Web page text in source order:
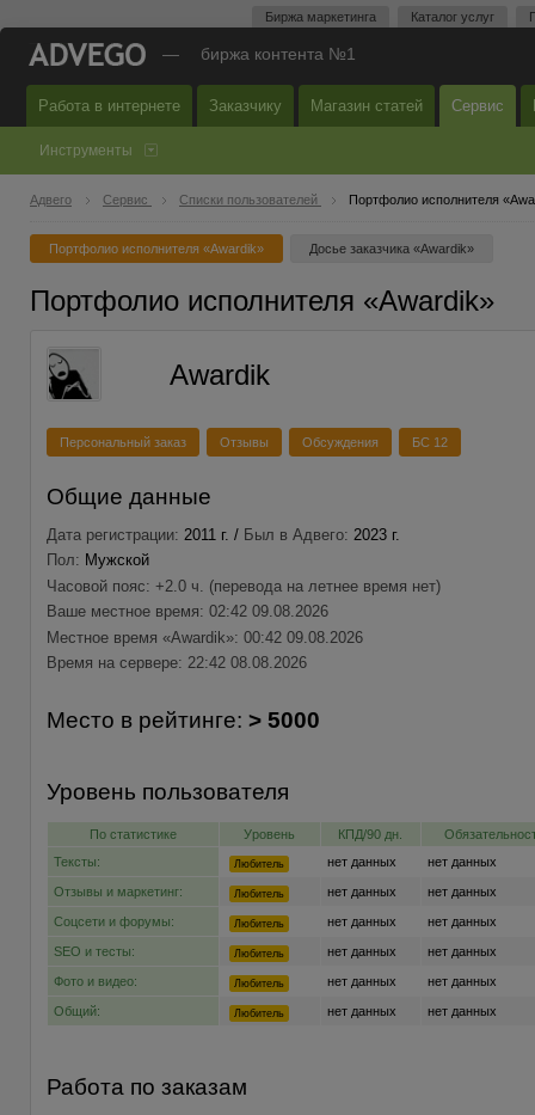
Биржа маркетинга Каталог услуг
— биржа контента №1
Работа в интернете Заказчику Магазин статей Сервис
Инструменты
Адвего Сервис Списки пользователей Портфолио исполнителя
Портфолио исполнителя «Awardik» Досье заказчика «Awardik»
Портфолио исполнителя «Awardik»
Awardik
Персональный заказ Отзывы Обсуждения БС 12
Общие данные
Дата регистрации: 2011 г. / Был в Адвего: 2023 г.
Пол: Мужской
Часовой пояс: +2.0 ч. (перевода на летнее время нет)
Ваше местное время: 02:42 09.08.2026
Местное время «Awardik»: 00:42 09.08.2026
Время на сервере: 22:42 08.08.2026
Место в рейтинге: > 5000
Уровень пользователя
По статистике Уровень КПД/90 дн.
Тексты:
Любитель нет данных нет данных
Отзывы и маркетинг: Любитель нет данных нет данных
Соцсети и форумы: Любитель нет данных нет данных
SEO и тесты: Любитель нет данных нет данных
Фото и видео: Любитель нет данных нет данных
Общий: Любитель нет данных нет данных
Работа по заказам